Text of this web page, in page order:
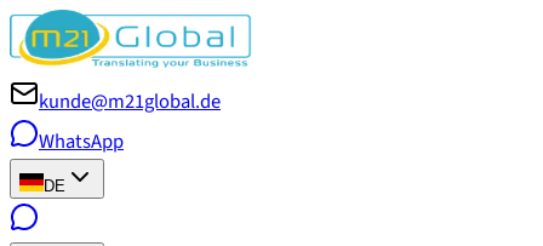
kunde@m21global.de
WhatsApp
DE